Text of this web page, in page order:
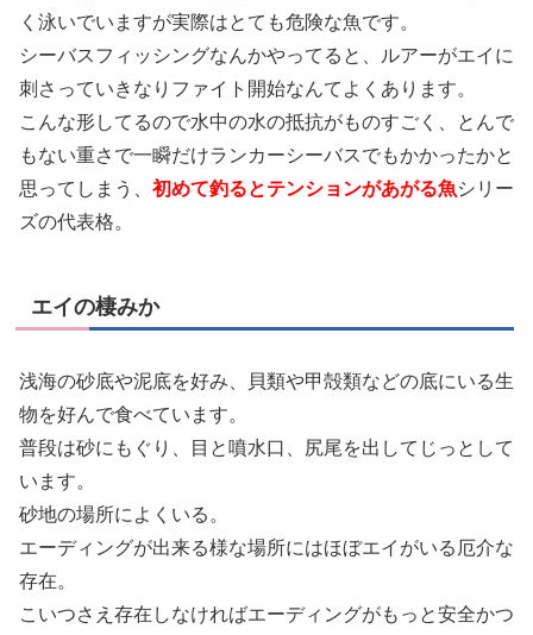
く泳いでいますが実際はとても危険な魚です。
シーバスフィッシングなんかやってると、ルアーがエイに
刺さっていきなりファイト開始なんてよくあります。
こんな形してるので水中の水の抵抗がものすごく、とんで
もない重さで一瞬だけランカーシーバスでもかかったかと
思ってしまう、 初めて釣るとテンションがあがる魚シリー
ズの代表格。
エイの棲みか
浅海の砂底や泥底を好み、貝類や甲殻類などの底にいる生
物を好んで食べています。
普段は砂にもぐり、目と噴水口、尻尾を出してじっとして
います。
砂地の場所によくいる。
エーディングが出来る様な場所にはほぼエイがいる厄介な
存在。
こいつさえ存在しなければエーディングがもっと安全かつ